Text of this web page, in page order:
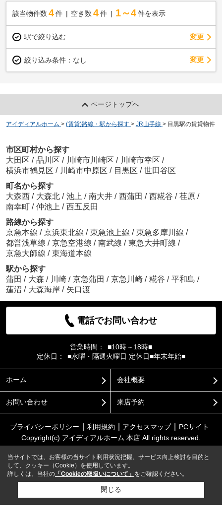
該当物件数 4件 空き数 4 件 1～4 件を表示
駅で絞り込む 変更
絞り込み条件： なし 変更
ページトップへ
アイディアルホーム > (賃貸)路線・駅から探す > JR山手線 > 目黒駅の賃貸物件
市区町村から探す
大田区 / 品川区 / 川崎市川崎区 / 川崎市幸区 /
横浜市鶴見区 / 川崎市中原区 / 目黒区 / 世田谷区
町名から探す
大森西 / 大森北 / 池上 / 南大井 / 西蒲田 / 西糀谷 / 荏原 /
南幸町 / 仲池上 / 西五反田
路線から探す
京急本線 / 京浜東北線 / 東急池上線 / 東急多摩川線 /
都営浅草線 / 京急空港線 / 南武線 / 東急大井町線 /
京急大師線 / 東海道本線
駅から探す
蒲田 / 大森 / 川崎 / 京急蒲田 / 京急川崎 / 糀谷 / 平和島 /
蓮沼 / 大森海岸 / 矢口渡
電話でお問い合わせ
営業時間：
■10時～18時■
定休日：
■水曜・隔週火曜日 定休日■年末年始■
ホーム 会社概要
お問い合わせ 来店予約
プライバシーポリシー 利用規約 アクセスマップ
PCサイト
Copyright(c) アイディアルホーム 本店 All rights reserved.
当サイトでは、お客様の当サイト利用状況把握、サービス向上検討を目的と
して、クッキー（Cookie）を使用しています。
詳しくは、当社の 「Cookieの取扱いについて」 をご確認ください。
閉じる